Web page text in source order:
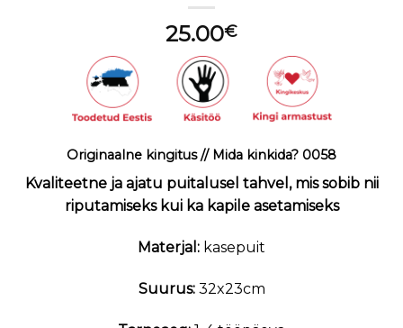
25.00€
Originaalne kingitus // Mida kinkida? 0058
Kvaliteetne ja ajatu puitalusel tahvel, mis sobib nii
riputamiseks kui ka kapile asetamiseks
Materjal: kasepuit
Suurus:32x23cm